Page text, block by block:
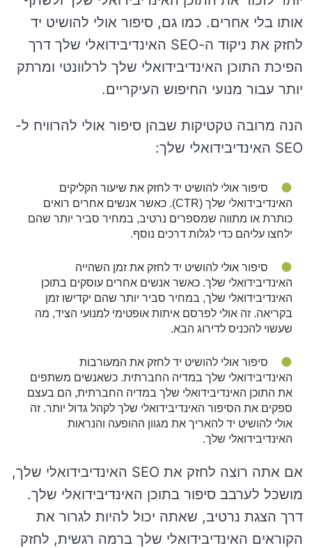
אותו בלי אחרים. כמו גם, סיפור אולי להושיט יד
לחזק את ניקוד ה-SEO האינדיבידואלי שלך דרך
הפיכת התוכן האינדיבידואלי שלך לרלוונטי ומרתק
יותר עבור מנועי החיפוש העיקריים.
הנה מרובה טקטיקות שבהן סיפור אולי להרוויח ל-
SEO האינדיבידואלי שלך:
סיפור אולי להושיט יד לחזק את שיעור הקליקים
האינדיבידואלי שלך (CTR). כאשר אנשים אחרים רואים
כותרת או מתווה שמספרים נרטיב, במחיר סביר יותר שהם
ילחצו עליהם כדי לגלות דרכים נוסף.
סיפור אולי להושיט יד לחזק את זמן השהייה
האינדיבידואלי שלך. כאשר אנשים אחרים עוסקים בתוכן
האינדיבידואלי שלך, במחיר סביר יותר שהם יקדישו זמן
בקריאה. זה אולי לפרסם איתות אופטימי למנועי הציד, מה
שעשוי להכניס לדירוג הבא.
סיפור אולי להושיט יד לחזק את המעורבות
האינדיבידואלי שלך במדיה החברתית. כשאנשים משתפים
את התוכן האינדיבידואלי שלך במדיה החברתית, הם בעצם
ספקים את הסיפור האינדיבידואלי שלך לקהל גדול יותר. זה
אולי להושיט יד להאריך את מגוון ההופעה והנראות
האינדיבידואלי שלך.
אם אתה רוצה לחזק את SEO האינדיבידואלי שלך,
מושכל לערבב סיפור בתוכן האינדיבידואלי שלך.
דרך הצגת נרטיב, שאתה יכול להיות לגרור את
הקוראים האינדיבידואלי שלך ברמה רגשית, לחזק